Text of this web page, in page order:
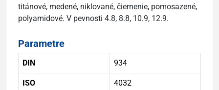
titánové, medené, niklované, čiernenie, pomosazené,
polyamidové. V pevnosti 4.8, 8.8, 10.9, 12.9.
Parametre
DIN 934
ISO 4032